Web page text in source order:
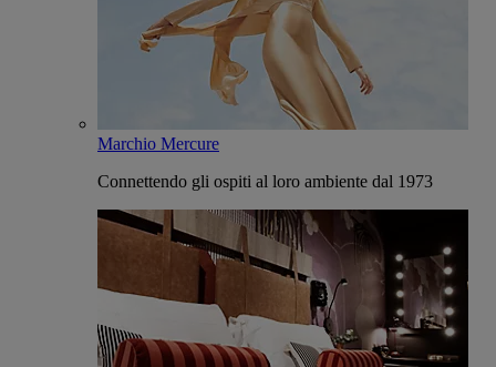
Marchio Mercure
Connettendo gli ospiti al loro ambiente dal 1973